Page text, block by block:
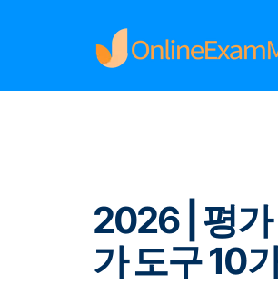
Home
2026 | 평가
가 도구 10